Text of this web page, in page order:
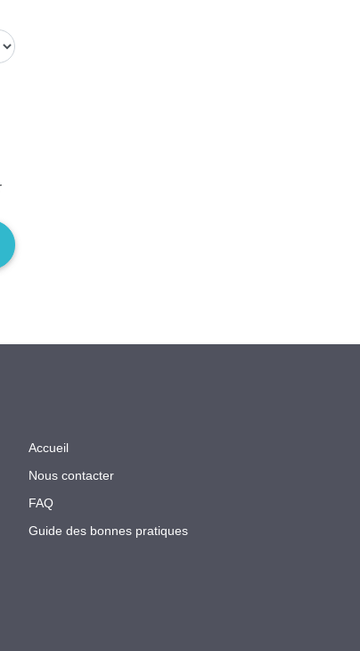
Accueil
Nous contacter
FAQ
Guide des bonnes pratiques